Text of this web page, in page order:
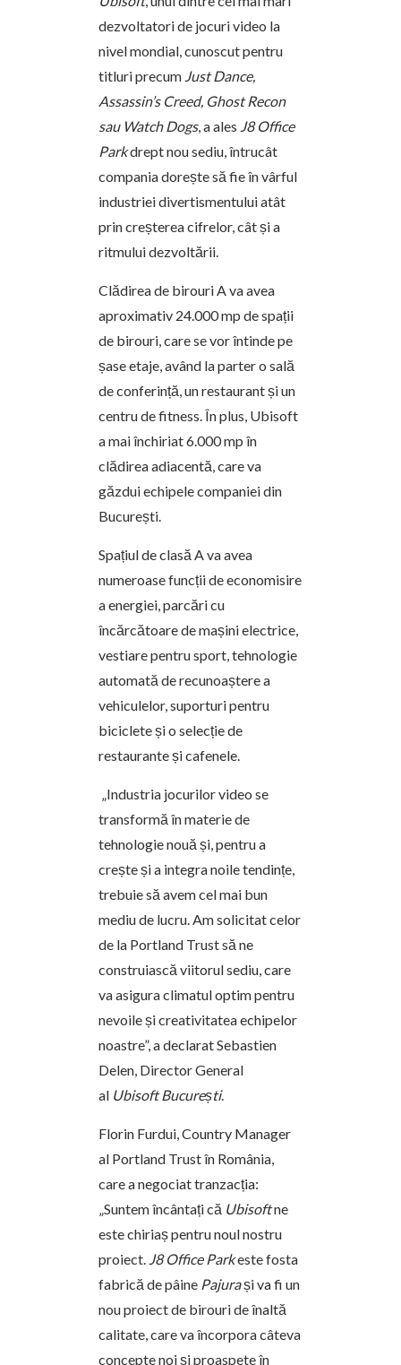
dezvoltatori de jocuri video la
nivel mondial, cunoscut pentru
titluri precum Just Dance,
Assassin’s Creed, Ghost Recon
sau Watch Dogs, a ales J8 Office
Parkdrept nou sediu, întrucât
compania dorește să fie în vârful
industriei divertismentului atât
prin creșterea cifrelor, cât și a
ritmului dezvoltării.
Clădirea de birouri A va avea
aproximativ 24.000 mp de spații
de birouri, care se vor întinde pe
șase etaje, având la parter o sală
de conferință, un restaurant și un
centru de fitness. În plus, Ubisoft
a mai închiriat 6.000 mp în
clădirea adiacentă, care va
găzdui echipele companiei din
București.
Spațiul de clasă A va avea
numeroase funcții de economisire
a energiei, parcări cu
încărcătoare de mașini electrice,
vestiare pentru sport, tehnologie
automată de recunoaștere a
vehiculelor, suporturi pentru
biciclete și o selecție de
restaurante și cafenele.
„Industria jocurilor video se
transformă în materie de
tehnologie nouă și, pentru a
crește și a integra noile tendințe,
trebuie să avem cel mai bun
mediu de lucru. Am solicitat celor
de la Portland Trust să ne
construiască viitorul sediu, care
va asigura climatul optim pentru
nevoile și creativitatea echipelor
noastre”, a declarat Sebastien
Delen, Director General
al Ubisoft București.
Florin Furdui, Country Manager
al Portland Trust în România,
care a negociat tranzacția:
„Suntem încântați că Ubisoftne
este chiriaș pentru noul nostru
proiect. J8 Office Parkeste fosta
fabrică de pâine Pajurași va fi un
nou proiect de birouri de înaltă
calitate, care va încorpora câteva
concepte noi și proaspete în